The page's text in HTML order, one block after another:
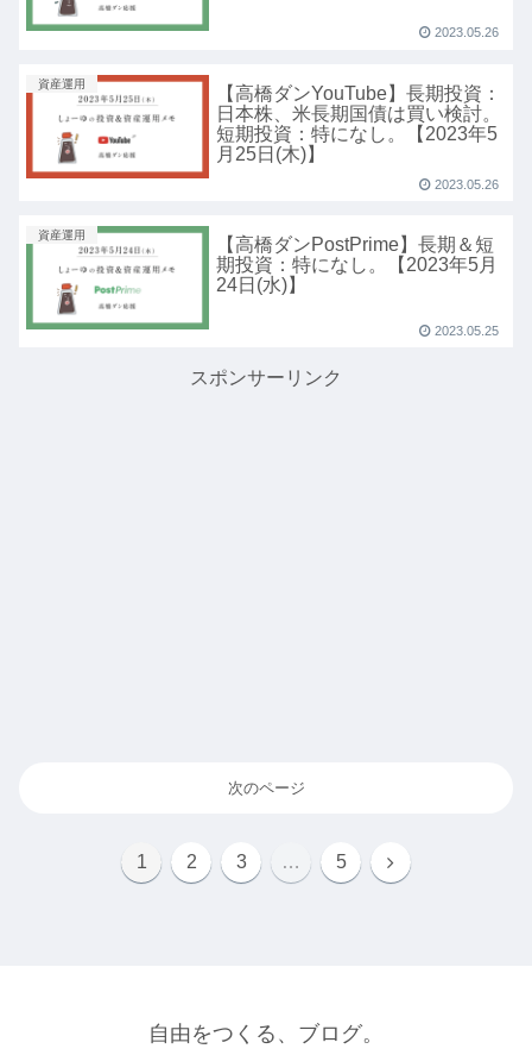
2023.05.26
資産運用
【高橋ダンYouTube】長期投資：
日本株、米長期国債は買い検討。
短期投資：特になし。【2023年5
月25日(木)】
2023.05.26
資産運用
【高橋ダンPostPrime】長期＆短
期投資：特になし。【2023年5月
24日(水)】
2023.05.25
スポンサーリンク
次のページ
1 2 3 … 5
自由をつくる、ブログ。